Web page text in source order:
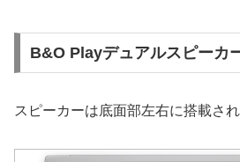
B&O Playデュアルスピーカ
スピーカーは底面部左右に搭載され